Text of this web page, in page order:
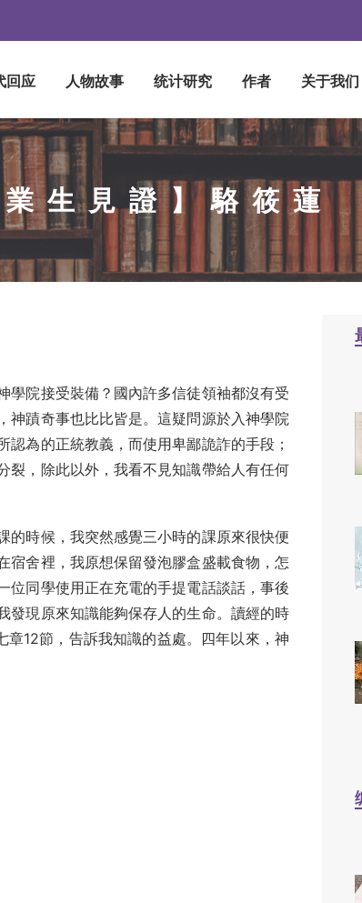
回应 人物故事 统计研究 作者 关于我们
生見證】駱筱蓮
學院接受裝備？國內許多信徒領袖都沒有受
神蹟奇事也比比皆是。這疑問源於入神學院
為的正統教義，而使用卑鄙詭詐的手段；
裂，除此以外，我看不見知識帶給人有任何
的時候，我突然感覺三小時的課原來很快便
宿舍裡，我原想保留發泡膠盒盛載食物，怎
位同學使用正在充電的手提電話談話，事後
發現原來知識能夠保存人的生命。讀經的時
12節，告訴我知識的益處。四年以來，神